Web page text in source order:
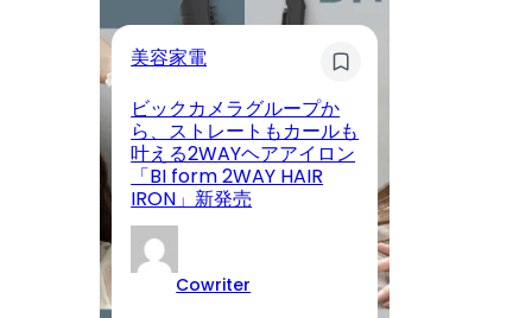
美容家電
ビックカメラグループか
ら、ストレートもカールも
叶える2WAYヘアアイロン
「BI form 2WAY HAIR
IRON」新発売
Cowriter